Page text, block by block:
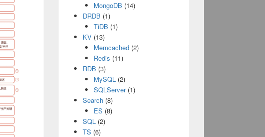
MongoDB (14)
DRDB (1)
TiDB (1)
KV(13)
Memcached (2)
Redis (11)
RDB (3)
MySQL (2)
SQLServer(1)
Search(8)
ES (8)
SQL(2)
TS (6)